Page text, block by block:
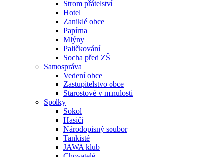
Strom přátelství
Hotel
Zaniklé obce
Papírna
Mlýny
Paličkování
Socha před ZŠ
Samospráva
Vedení obce
Zastupitelstvo obce
Starostové v minulosti
Spolky
Sokol
Hasiči
Národopisný soubor
Tankisté
JAWA klub